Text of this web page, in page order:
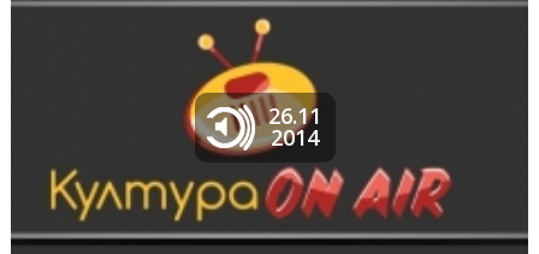
26.11
2014